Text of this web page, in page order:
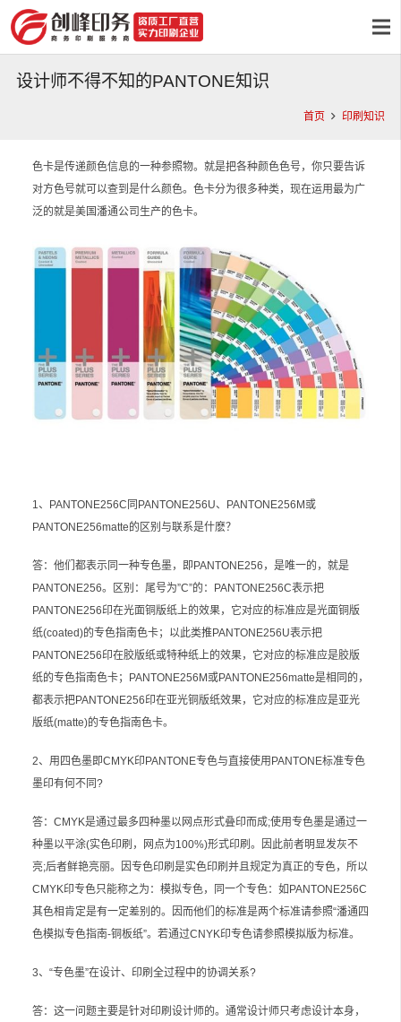
设计师不得不知的PANTONE知识
首页 印刷知识
色卡是传递颜色信息的一种参照物。就是把各种颜色色号，你只要告诉
对方色号就可以查到是什么颜色。色卡分为很多种类，现在运用最为广
泛的就是美国潘通公司生产的色卡。
1、PANTONE256C同PANTONE256U、PANTONE256M或
PANTONE256matte的区别与联系是什麽？
答：他们都表示同一种专色墨，即PANTONE256，是唯一的，就是
PANTONE256。区别：尾号为”C”的：PANTONE256C表示把
PANTONE256印在光面铜版纸上的效果，它对应的标准应是光面铜版
纸(coated)的专色指南色卡；以此类推PANTONE256U表示把
PANTONE256印在胶版纸或特种纸上的效果，它对应的标准应是胶版
纸的专色指南色卡；PANTONE256M或PANTONE256matte是相同的，
都表示把PANTONE256印在亚光铜版纸效果，它对应的标准应是亚光
版纸(matte)的专色指南色卡。
2、用四色墨即CMYK印PANTONE专色与直接使用PANTONE标准专色
墨印有何不同?
答：CMYK是通过最多四种墨以网点形式叠印而成;使用专色墨是通过一
种墨以平涂(实色印刷，网点为100%)形式印刷。因此前者明显发灰不
亮;后者鲜艳亮丽。因专色印刷是实色印刷并且规定为真正的专色，所以
CMYK印专色只能称之为：模拟专色，同一个专色：如PANTONE256C
其色相肯定是有一定差别的。因而他们的标准是两个标准请参照“潘通四
色模拟专色指南-铜板纸”。若通过CNYK印专色请参照模拟版为标准。
3、“专色墨”在设计、印刷全过程中的协调关系?
答：这一问题主要是针对印刷设计师的。通常设计师只考虑设计本身，